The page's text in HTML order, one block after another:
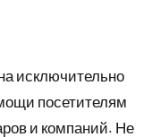
исключительно
посетителям
и компаний. Не